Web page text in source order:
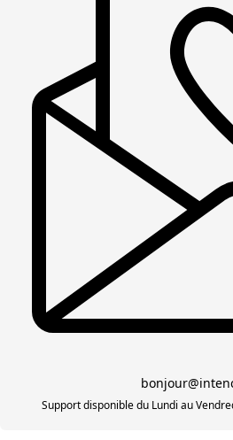
Support disponible du Lundi au